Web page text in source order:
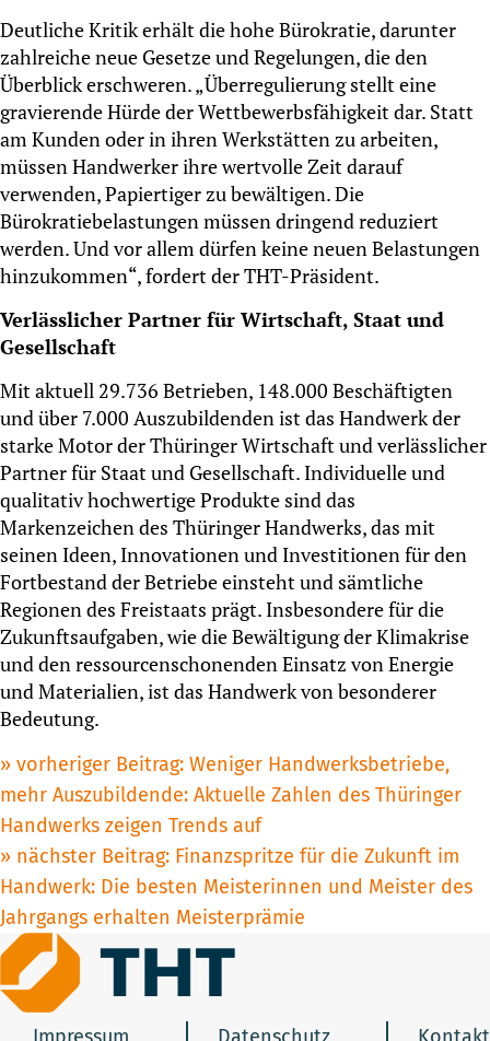
Deutliche Kritik erhält die hohe Bürokratie, darunter
zahlreiche neue Gesetze und Regelungen, die den
Überblick erschweren. „Überregulierung stellt eine
gravierende Hürde der Wettbewerbsfähigkeit dar. Statt
am Kunden oder in ihren Werkstätten zu arbeiten,
müssen Handwerker ihre wertvolle Zeit darauf
verwenden, Papiertiger zu bewältigen. Die
Bürokratiebelastungen müssen dringend reduziert
werden. Und vor allem dürfen keine neuen Belastungen
hinzukommen“, fordert der THT-Präsident.
Verlässlicher Partner für Wirtschaft, Staat und
Gesellschaft
Mit aktuell 29.736 Betrieben, 148.000 Beschäftigten
und über 7.000 Auszubildenden ist das Handwerk der
starke Motor der Thüringer Wirtschaft und verlässlicher
Partner für Staat und Gesellschaft. Individuelle und
qualitativ hochwertige Produkte sind das
Markenzeichen des Thüringer Handwerks, das mit
seinen Ideen, Innovationen und Investitionen für den
Fortbestand der Betriebe einsteht und sämtliche
Regionen des Freistaats prägt. Insbesondere für die
Zukunftsaufgaben, wie die Bewältigung der Klimakrise
und den ressourcenschonenden Einsatz von Energie
und Materialien, ist das Handwerk von besonderer
Bedeutung.
Beitragsnavigation
vorheriger Beitrag: Weniger Handwerksbetriebe,
mehr Auszubildende: Aktuelle Zahlen des Thüringer
Handwerks zeigen Trends auf
nächster Beitrag: Finanzspritze für die Zukunft im
Handwerk: Die besten Meisterinnen und Meister des
Jahrgangs erhalten Meisterprämie